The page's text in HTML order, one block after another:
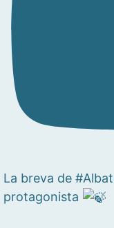
La breva de
protagonista